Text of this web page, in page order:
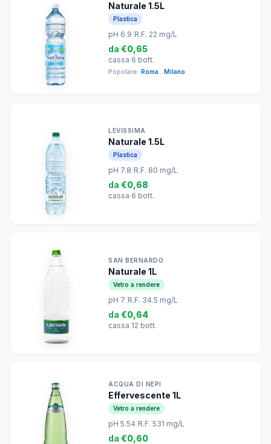
Naturale 1.5L
Plastica
pH 6.9 R.F. 22 mg/L
da €0,65
cassa 6 bott.
Popolare: Roma Milano
LEVISSIMA
Naturale 1.5L
Plastica
pH 7.8 R.F. 80 mg/L
da €0,68
cassa 6 bott.
SAN BERNARDO
Naturale 1L
Vetro a rendere
pH 7 R.F. 34.5 mg/L
da €0,64
cassa 12 bott.
ACQUA DI NEPI
Effervescente 1L
Vetro a rendere
pH 5.54 R.F. 531 mg/L
da €0,60